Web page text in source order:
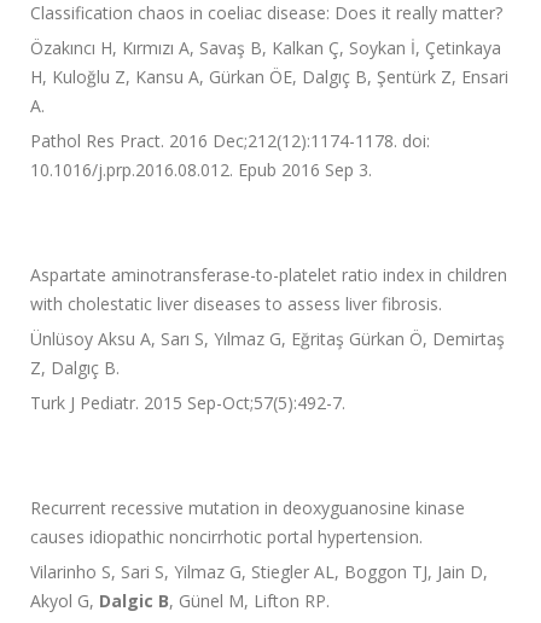
Classification chaos in coeliac disease: Does it really matter?
Özakıncı H, Kırmızı A, Savaş B, Kalkan Ç, Soykan İ, Çetinkaya
H, Kuloğlu Z, Kansu A, Gürkan ÖE, Dalgıç B, Şentürk Z, Ensari
A.
Pathol Res Pract. 2016 Dec;212(12):1174-1178. doi:
10.1016/j.prp.2016.08.012. Epub 2016 Sep 3.
Aspartate aminotransferase-to-platelet ratio index in children
with cholestatic liver diseases to assess liver fibrosis.
Ünlüsoy Aksu A, Sarı S, Yılmaz G, Eğritaş Gürkan Ö, Demirtaş
Z, Dalgıç B.
Turk J Pediatr. 2015 Sep-Oct;57(5):492-7.
Recurrent recessive mutation in deoxyguanosine kinase
causes idiopathic noncirrhotic portal hypertension.
Vilarinho S, Sari S, Yilmaz G, Stiegler AL, Boggon TJ, Jain D,
Akyol G, Dalgic B, Günel M, Lifton RP.